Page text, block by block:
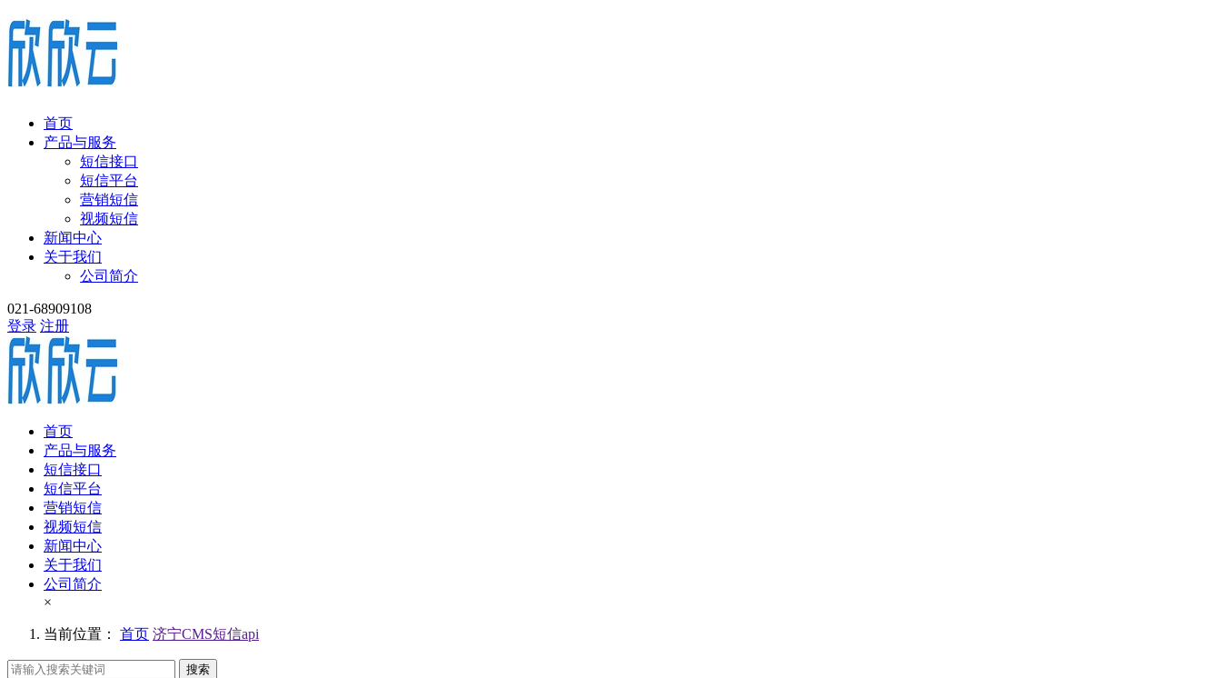
首页
产品与服务
短信接口
短信平台
营销短信
视频短信
新闻中心
关于我们
公司简介
021-68909108
登录 注册
首页
产品与服务
短信接口
短信平台
营销短信
视频短信
新闻中心
关于我们
公司简介
×
当前位置： 首页 济宁CMS短信api
搜索